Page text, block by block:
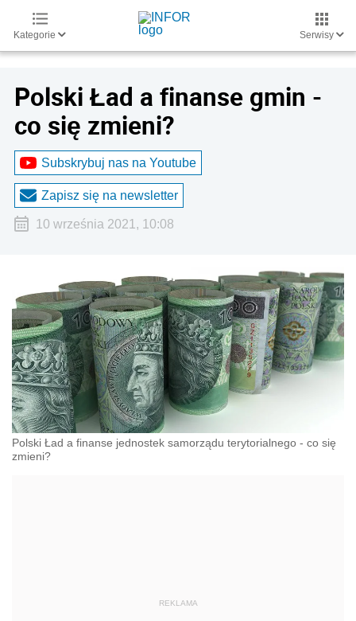
Kategorie Serwisy
Polski Ład a finanse gmin -
co się zmieni?
Subskrybuj nas na Youtube
Zapisz się na newsletter
10 września 2021, 10:08
Polski Ład a finanse jednostek samorządu terytorialnego - co się
zmieni?